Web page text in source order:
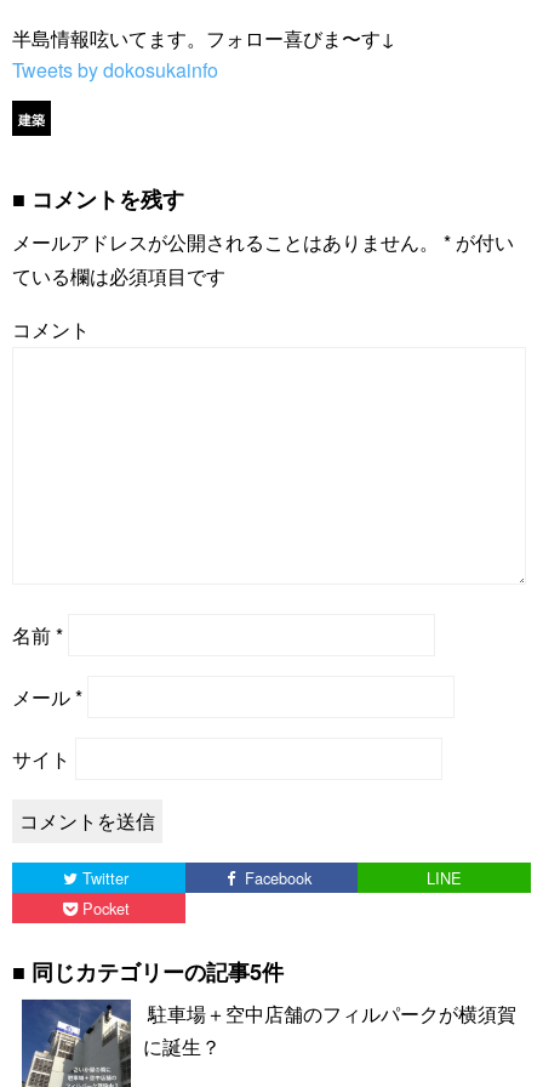
半島情報呟いてます。フォロー喜びま〜す↓
Tweets by dokosukainfo
建築
コメントを残す
メールアドレスが公開されることはありません。 * が付い
ている欄は必須項目です
コメント
名前*
メール*
サイト
Twitter Facebook
LINE
Pocket
同じカテゴリーの記事5件
駐車場＋空中店舗のフィルパークが横須賀
に誕生？